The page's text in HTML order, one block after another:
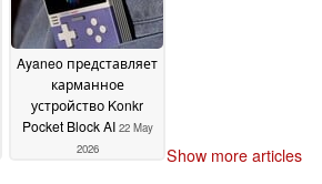
Ayaneo представляет
карманное
устройство Konkr
Pocket Block AI 22 May
2026
Show more articles